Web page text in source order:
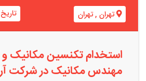
تهران ,تهران تاریخ
استخدام تکنسین مکانیک و
مهندس مکانیک در شرکت